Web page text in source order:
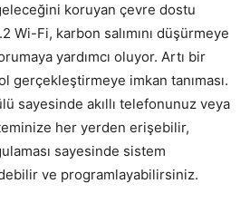
koruyan çevre dostu
Wi-Fi, karbon salımını düşürmeye
yardımcı oluyor. Artı bir
gerçekleştirmeye imkan tanıması.
sayesinde akıllı telefonunuz veya
her yerden erişebilir,
sayesinde sistem
ve programlayabilirsiniz.